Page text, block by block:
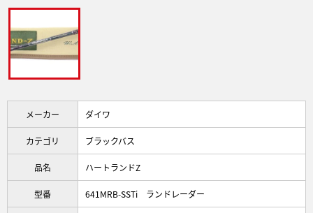
メーカー ダイワ
カテゴリ ブラックバス
品名 ハートランドZ
型番 641MRB-SSTi ランドレーダー